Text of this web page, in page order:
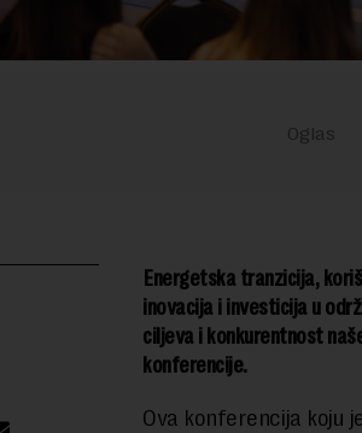
Energetska tranzicija,
inovacija i investicija u
ciljeva i konkurentnost
konferencije.
Ova konferencija koju